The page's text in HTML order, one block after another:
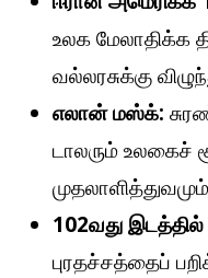
உலக மேலாதிக்க
வல்லரசுக்கு
எலான் மஸ்க்:
டாலரும் உலகைச்
102வது
புரதச்சத்தைப்